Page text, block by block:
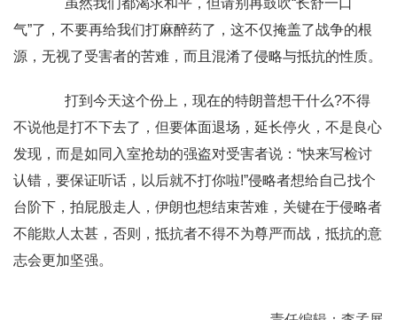
虽然我们都渴求和平，但请别再鼓吹“长舒一口
气”了，不要再给我们打麻醉药了，这不仅掩盖了战争的根
源，无视了受害者的苦难，而且混淆了侵略与抵抗的性质。
打到今天这个份上，现在的特朗普想干什么?不得
不说他是打不下去了，但要体面退场，延长停火，不是良心
发现，而是如同入室抢劫的强盗对受害者说：“快来写检讨
认错，要保证听话，以后就不打你啦!”侵略者想给自己找个
台阶下，拍屁股走人，伊朗也想结束苦难，关键在于侵略者
不能欺人太甚，否则，抵抗者不得不为尊严而战，抵抗的意
志会更加坚强。